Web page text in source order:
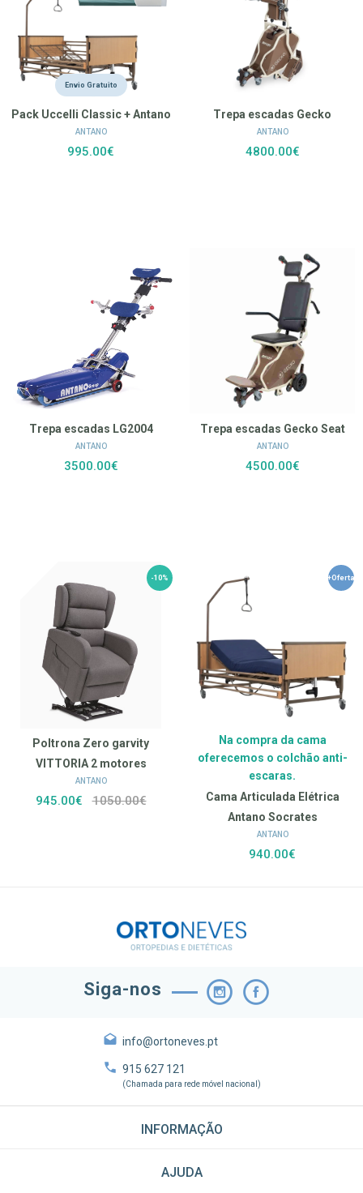
Envio Gratuito
Pack Uccelli Classic + Antano
ANTANO
995.00€
Trepa escadas Gecko
ANTANO
4800.00€
Trepa escadas LG2004
ANTANO
3500.00€
Trepa escadas Gecko Seat
ANTANO
4500.00€
-10%
Poltrona Zero garvity
VITTORIA 2 motores
ANTANO
945.00€ 1050.00€
+Oferta
Na compra da cama
oferecemos o colchão anti-
escaras.
Cama Articulada Elétrica
Antano Socrates
ANTANO
940.00€
Siga-nos
info@ortoneves.pt
915 627 121
(Chamada para rede móvel nacional)
INFORMAÇÃO
AJUDA